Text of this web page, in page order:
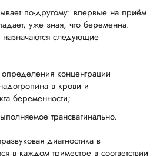
по-другому: впервые на приём
уже зная, что беременна.
назначаются следующие
концентрации
в крови и
беременности;
трансвагинально.
диагностика в
в каждом триместре в соответствии